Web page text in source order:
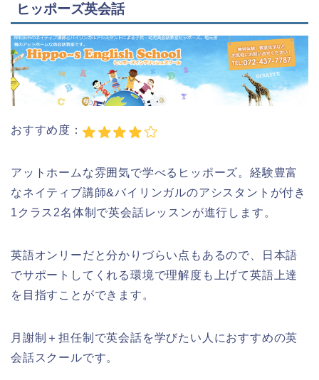
ヒッポーズ英会話
おすすめ度：
アットホームな雰囲気で学べるヒッポーズ。経験豊富
なネイティブ講師&バイリンガルのアシスタントが付き
1クラス2名体制で英会話レッスンが進行します。
英語オンリーだと分かりづらい点もあるので、日本語
でサポートしてくれる環境で理解度も上げて英語上達
を目指すことができます。
月謝制＋担任制で英会話を学びたい人におすすめの英
会話スクールです。